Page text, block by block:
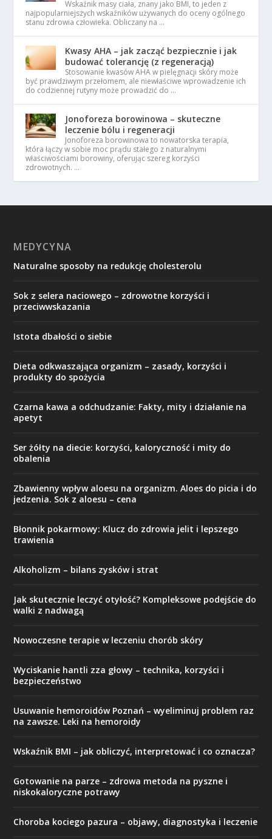
Wskaźnik masy ciała, znany jako BMI, to jeden z
najpopularniejszych wskaźników używanych do oceny ogólnego
stanu zdrowia człowieka. Obliczany na …
Kwasy AHA – jak zacząć bezpiecznie i jak
budować tolerancję (z regeneracją)
Stosowanie kwasów AHA w pielęgnacji skóry może
być prawdziwym przełomem, ale niewłaściwe wprowadzenie ich
do codziennej rutyny może prowadzić do …
Jonoforeza borowinowa – skuteczne
leczenie bólu i regeneracji
Jonoforeza borowinowa to nowatorska terapia,
która łączy w sobie moc prądu stałego z naturalnymi
właściwościami borowiny, oferując szereg korzyści
zdrowotnych. …
MEDYCYNA
Naturalne sposoby na redukcję cholesterolu
Sok z selera naciowego – zdrowotne korzyści i
przeciwwskazania
Istota dbałości o siebie
Dieta odkwaszająca organizm – zasady, korzyści i
produkty do spożycia
Czarna kawa a odchudzanie: Fakty, mity i działanie na
apetyt
Ser żółty na diecie: korzyści, kaloryczność i mity do
obalenia
Zbawienny wpływ aloesu na organizm. Aloes do picia i do
jedzenia. Sok z aloesu – cena
Błonnik pokarmowy: Klucz do zdrowia jelit i lepszego
trawienia
Alkoholizm – bilans zysków i strat
Jak skutecznie leczyć otyłość? Kompleksowe podejście do
walki z nadwagą
Nowoczesne terapie w leczeniu chorób skóry
Wyciskanie hantli zza głowy – technika, korzyści i
bezpieczeństwo
Usuwanie hemoroidów Poznań – wyeliminuj problem raz
na zawsze. Leki na hemoroidy
Wskaźnik BMI – jak obliczyć, interpretować i co oznacza?
Gotowanie na parze – zdrowa metoda na pyszne i
niskokaloryczne potrawy
Choroba kociego pazura – objawy, diagnostyka i leczenie